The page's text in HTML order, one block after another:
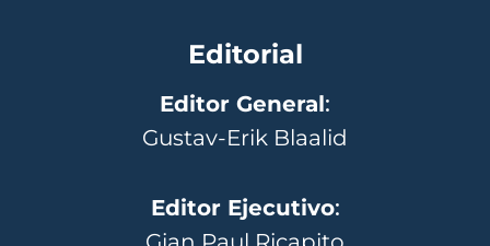
Editorial
Editor General:
Gustav-Erik Blaalid
Editor Ejecutivo: